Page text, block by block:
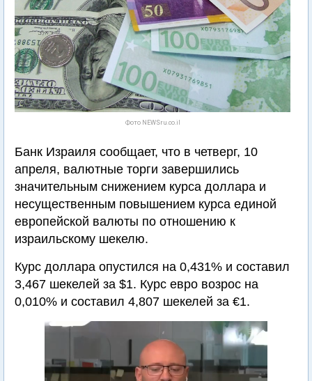
Фото NEWSru.co.il
Банк Израиля сообщает, что в четверг, 10
апреля, валютные торги завершились
значительным снижением курса доллара и
несущественным повышением курса единой
европейской валюты по отношению к
израильскому шекелю.
Курс доллара опустился на 0,431% и составил
3,467 шекелей за $1. Курс евро возрос на
0,010% и составил 4,807 шекелей за €1.